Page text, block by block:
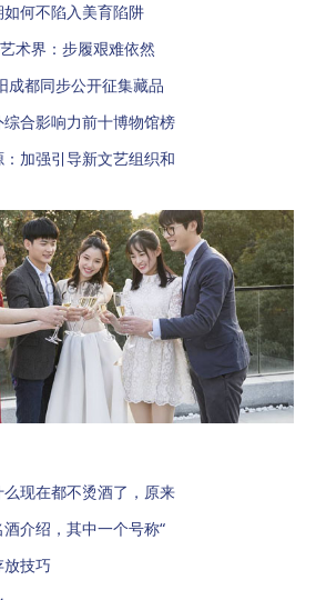
何不陷入美育陷阱
术界：步履艰难依然
成都同步公开征集藏品
合影响力前十博物馆榜
加强引导新文艺组织和
现在都不烫酒了，原来
介绍，其中一个号称“
放技巧